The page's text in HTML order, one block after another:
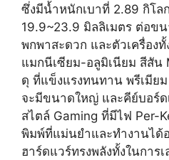
ซึ่งมีน้ำหนักเบาที่ 2.89 กิโล
19.9~23.9 มิลลิเมตร ต่อข
พกพาสะดวก และตัวเครื่อง
แมกนีเซียม-อลูมิเนียม สีสัน
ดุ ที่แข็งแรงทนทาน พรีเมีย
จะมีขนาดใหญ่ และคีย์บอร์ด
สไตล์ Gaming ที่มีไฟ Per-
พิมพ์ที่แม่นยำและทำงานได้
ฮาร์ดแวร์ทรงพลังทั้งในการ